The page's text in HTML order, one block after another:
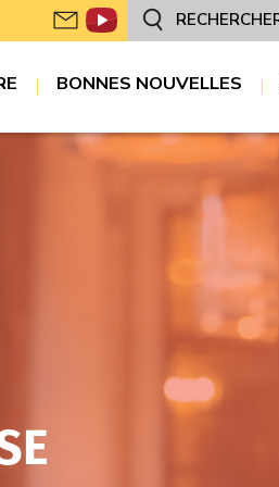
BONNES NOUVELLES